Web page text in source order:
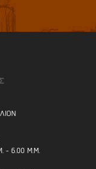
- 6.00 Μ.Μ.